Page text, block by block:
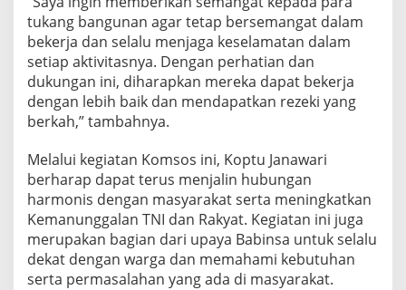
u
u
P
a
n
c
u
B
a
u
tukang bangunan agar tetap bersemangat dalam
bekerja dan selalu menjaga keselamatan dalam
setiap aktivitasnya. Dengan perhatian dan
dukungan ini, diharapkan mereka dapat bekerja
dengan lebih baik dan mendapatkan rezeki yang
berkah,” tambahnya.
Melalui kegiatan Komsos ini, Koptu Janawari
berharap dapat terus menjalin hubungan
harmonis dengan masyarakat serta meningkatkan
Kemanunggalan TNI dan Rakyat. Kegiatan ini juga
merupakan bagian dari upaya Babinsa untuk selalu
dekat dengan warga dan memahami kebutuhan
serta permasalahan yang ada di masyarakat.